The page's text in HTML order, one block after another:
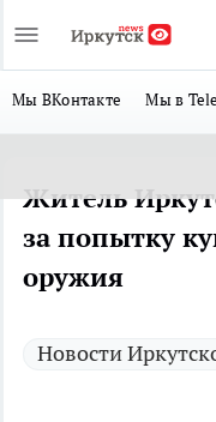
Мы ВКонтакте Мы в
Житель
за попытку
оружия
Новости